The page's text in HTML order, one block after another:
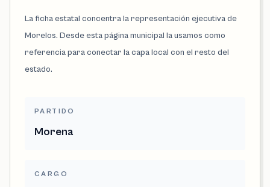
La ficha estatal concentra la representación ejecutiva de
Morelos. Desde esta página municipal la usamos como
referencia para conectar la capa local con el resto del
estado.
PARTIDO
Morena
CARGO